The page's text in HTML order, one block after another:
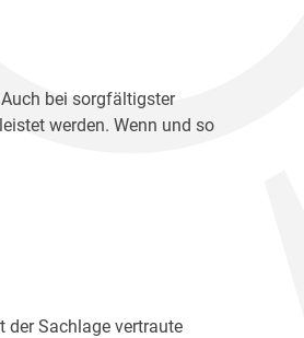
bei sorgfältigster
werden. Wenn und so
der Sachlage vertraute